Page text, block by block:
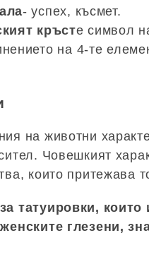
- успех, късмет.
кръсте символ
на 4-те
на животни
Човешкият
които притежава
татуировки, които
глезени,